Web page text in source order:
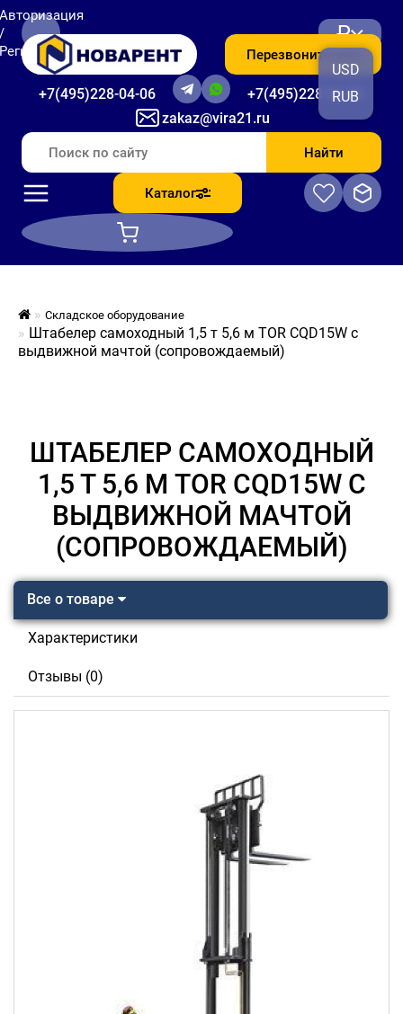
zakaz@vira21.ru
+7(495)228-04-06 +7(495)228-06-56
Перезвоните мне
₽
USD
RUB
Найти
Каталог
Складское оборудование
Штабелер самоходный 1,5 т 5,6 м TOR CQD15W с
выдвижной мачтой (сопровождаемый)
ШТАБЕЛЕР САМОХОДНЫЙ
1,5 Т 5,6 М TOR CQD15W С
ВЫДВИЖНОЙ МАЧТОЙ
(СОПРОВОЖДАЕМЫЙ)
Все о товаре
Характеристики
Отзывы (0)